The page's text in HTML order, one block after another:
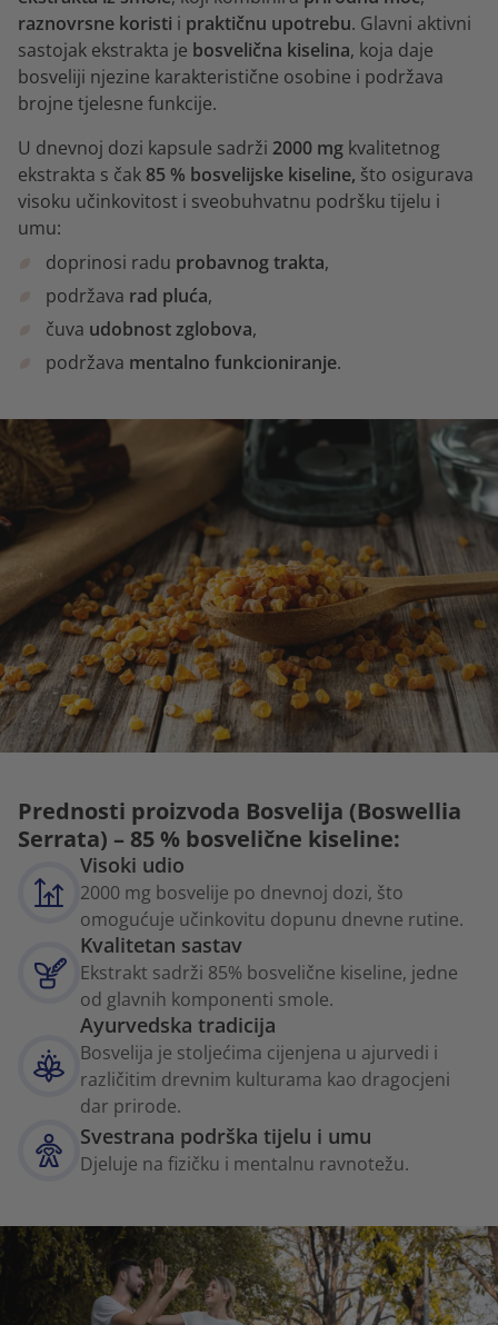
raznovrsne koristi i praktičnu upotrebu. Glavni aktivni
sastojak ekstrakta je bosvelična kiselina, koja daje
bosveliji njezine karakteristične osobine i podržava
brojne tjelesne funkcije.
U dnevnoj dozi kapsule sadrži 2000 mg kvalitetnog
ekstrakta s čak 85 % bosvelijske kiseline, što osigurava
visoku učinkovitost i sveobuhvatnu podršku tijelu i
umu:
doprinosi radu probavnog trakta,
podržava rad pluća,
čuva udobnost zglobova,
podržava mentalno funkcioniranje.
Prednosti proizvoda Bosvelija (Boswellia
Serrata) – 85 % bosvelične kiseline:
Visoki udio
2000 mg bosvelije po dnevnoj dozi, što
omogućuje učinkovitu dopunu dnevne rutine.
Kvalitetan sastav
Ekstrakt sadrži 85% bosvelične kiseline, jedne
od glavnih komponenti smole.
Ayurvedska tradicija
Bosvelija je stoljećima cijenjena u ajurvedi i
različitim drevnim kulturama kao dragocjeni
dar prirode.
Svestrana podrška tijelu i umu
Djeluje na fizičku i mentalnu ravnotežu.